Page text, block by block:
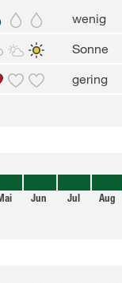
wenig
Sonne
gering
Jun Jul Aug